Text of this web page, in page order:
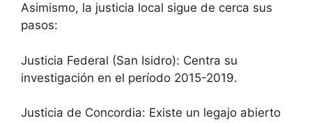
Asimismo, la justicia local sigue de cerca sus
pasos:
Justicia Federal (San Isidro): Centra su
investigación en el período 2015-2019.
Justicia de Concordia: Existe un legajo abierto